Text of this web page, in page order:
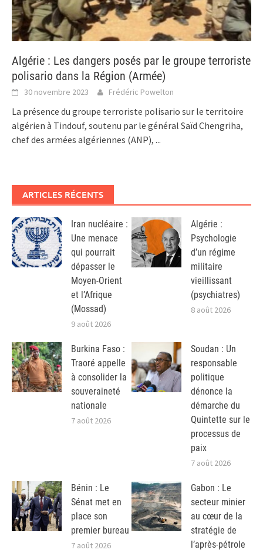
Algérie : Les dangers posés par le groupe terroriste
polisario dans la Région (Armée)
30 novembre 2023 Frédéric Powelton
La présence du groupe terroriste polisario sur le territoire
algérien à Tindouf, soutenu par le général Saïd Chengriha,
chef des armées algériennes (ANP), ...
ARTICLES RÉCENTS
Iran nucléaire :
Une menace
qui pourrait
dépasser le
Moyen-Orient
et l’Afrique
(Mossad)
9 août 2026
Algérie :
Psychologie
d’un régime
militaire
vieillissant
(psychiatres)
8 août 2026
Burkina Faso :
Traoré appelle
à consolider la
souveraineté
nationale
7 août 2026
Soudan : Un
responsable
politique
dénonce la
démarche du
Quintette sur le
processus de
paix
7 août 2026
Bénin : Le
Sénat met en
place son
premier bureau
7 août 2026
Gabon : Le
secteur minier
au cœur de la
stratégie de
l’après-pétrole